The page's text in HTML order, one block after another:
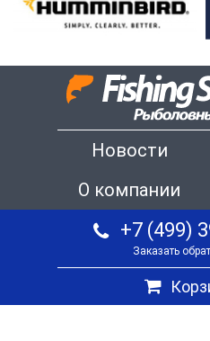
Новости
О компании
+7 (499)
Заказать